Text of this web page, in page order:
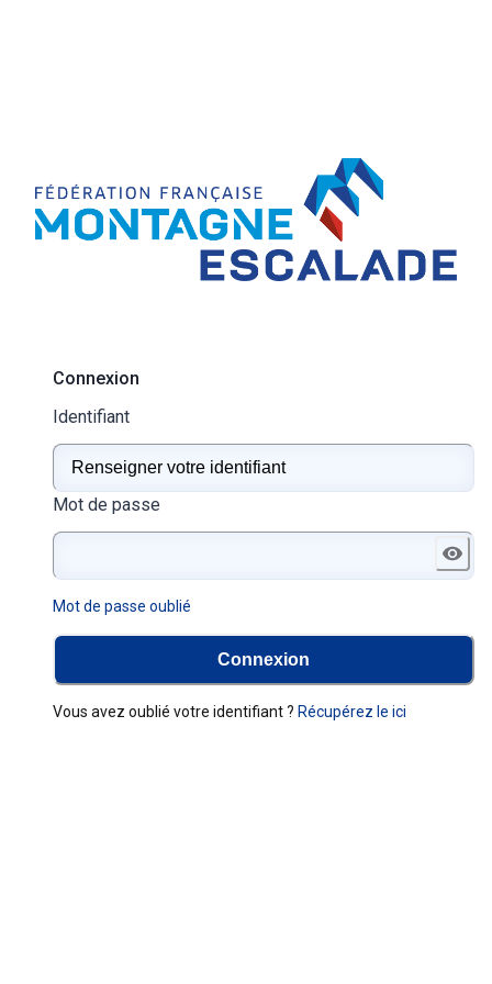
Connexion
Identifiant
Mot de passe
Mot de passe oublié
Connexion
Vous avez oublié votre identifiant ? Récupérez le ici